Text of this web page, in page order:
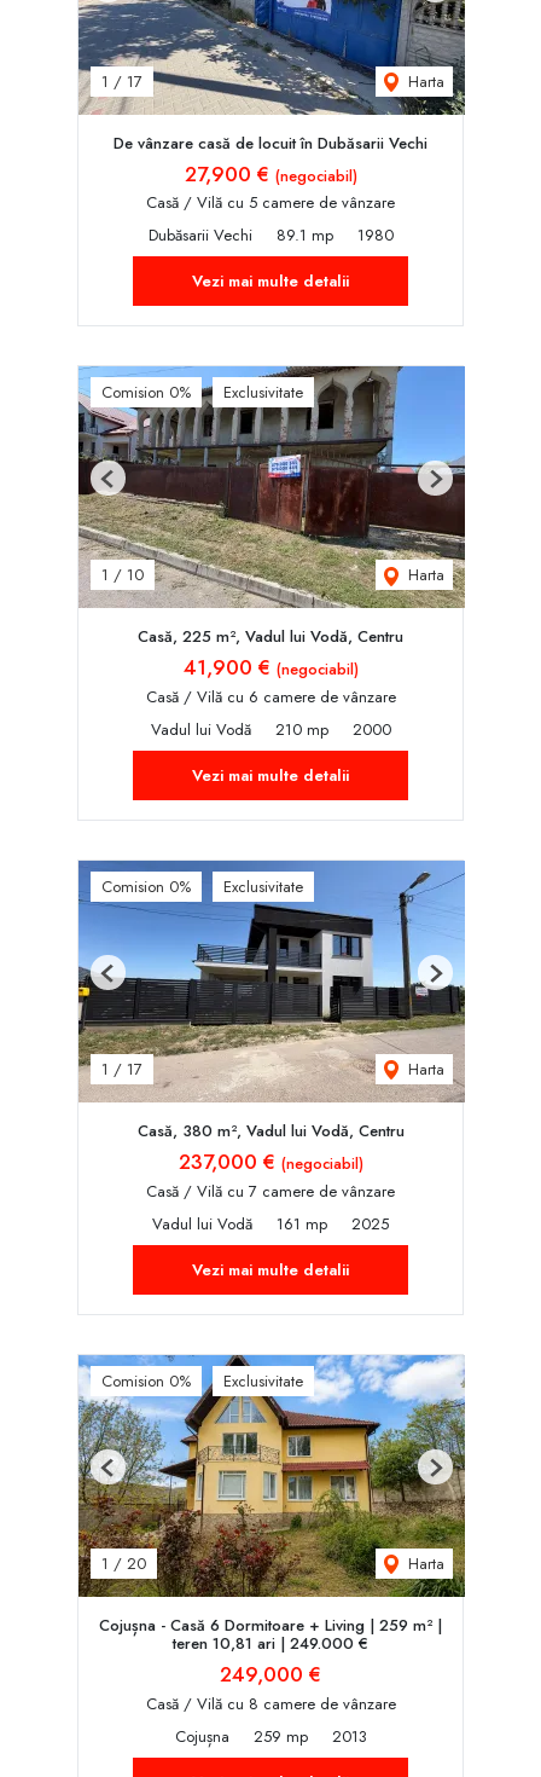
1 / 17 Harta
De vânzare casă de locuit în Dubăsarii Vechi
27,900 € (negociabil)
Casă / Vilă cu 5 camere de vânzare
Dubăsarii Vechi
89.1 mp
1980
Vezi mai multe detalii
Comision 0% Exclusivitate
1 / 10 Harta
Previous Next
Casă, 225 m², Vadul lui Vodă, Centru
41,900 € (negociabil)
Casă / Vilă cu 6 camere de vânzare
Vadul lui Vodă
210 mp
2000
Vezi mai multe detalii
Comision 0% Exclusivitate
1 / 17 Harta
Previous Next
Casă, 380 m², Vadul lui Vodă, Centru
237,000 € (negociabil)
Casă / Vilă cu 7 camere de vânzare
Vadul lui Vodă
161 mp
2025
Vezi mai multe detalii
Comision 0% Exclusivitate
1 / 20 Harta
Previous Next
Cojușna - Casă 6 Dormitoare + Living | 259 m² |
teren 10,81 ari | 249.000 €
249,000 €
Casă / Vilă cu 8 camere de vânzare
Cojușna
259 mp
2013